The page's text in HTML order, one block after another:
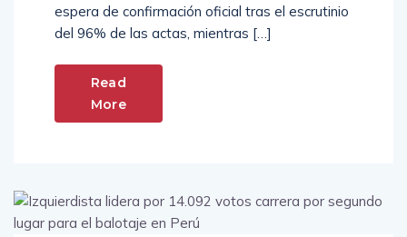
espera de confirmación oficial tras el escrutinio
del 96% de las actas, mientras […]
Read
More